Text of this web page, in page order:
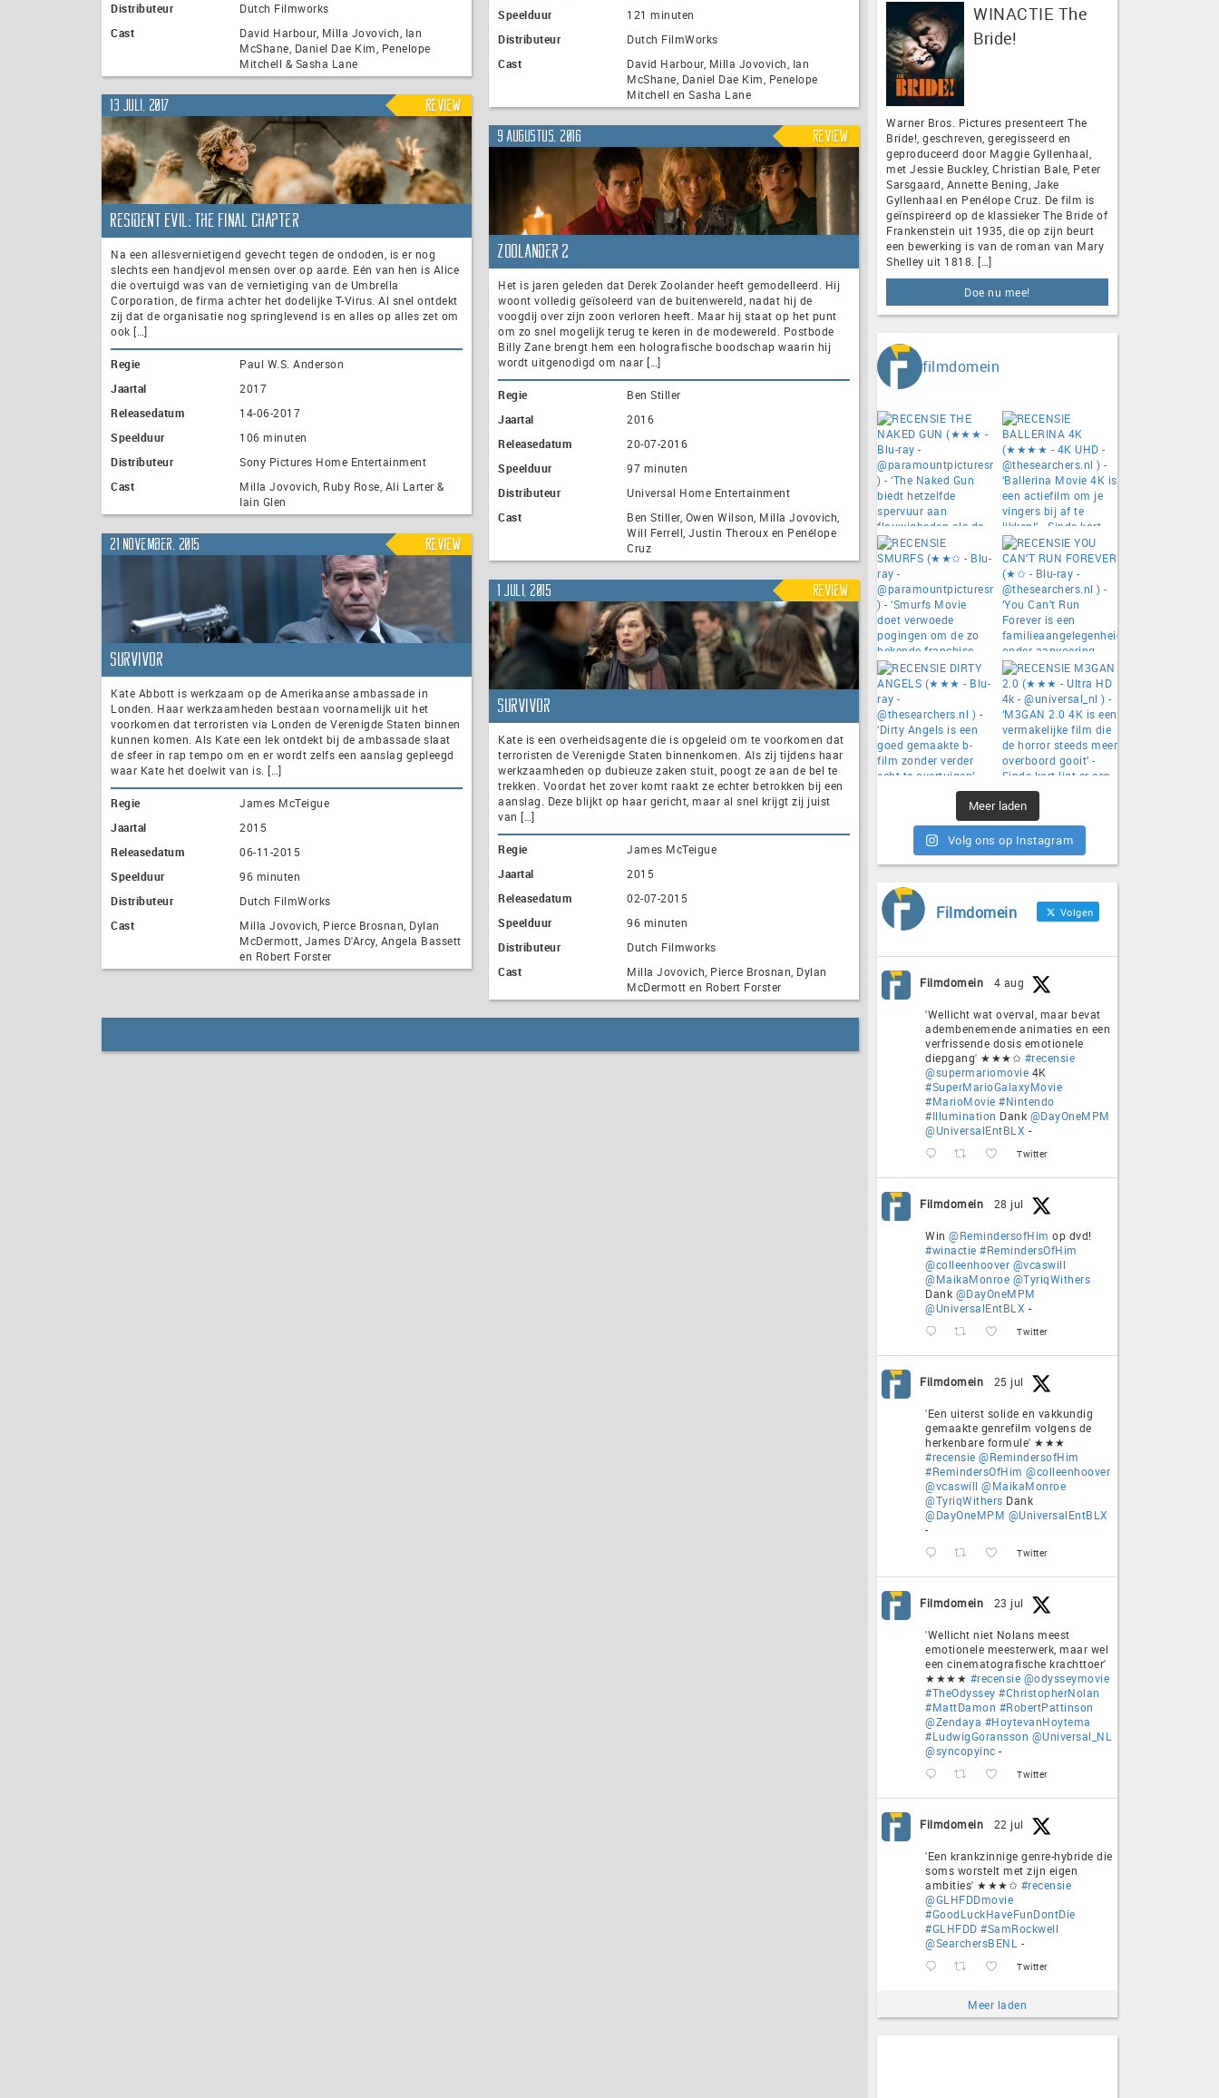
Distributeur
Dutch Filmworks
Cast
David Harbour, Milla Jovovich, Ian
McShane, Daniel Dae Kim, Penelope
Mitchell & Sasha Lane
Speelduur
121 minuten
Distributeur
Dutch FilmWorks
Cast
David Harbour, Milla Jovovich, Ian
McShane, Daniel Dae Kim, Penelope
Mitchell en Sasha Lane
13 juli, 2017 Review
Resident Evil: The Final Chapter
Na een allesvernietigend gevecht tegen de ondoden, is er nog
slechts een handjevol mensen over op aarde. Eén van hen is Alice
die overtuigd was van de vernietiging van de Umbrella
Corporation, de firma achter het dodelijke T-Virus. Al snel ontdekt
zij dat de organisatie nog springlevend is en alles op alles zet om
ook […]
Regie
Paul W.S. Anderson
Jaartal
2017
Releasedatum
14-06-2017
Speelduur
106 minuten
Distributeur
Sony Pictures Home Entertainment
Cast
Milla Jovovich, Ruby Rose, Ali Larter &
Iain Glen
9 augustus, 2016 Review
Zoolander 2
Het is jaren geleden dat Derek Zoolander heeft gemodelleerd. Hij
woont volledig geïsoleerd van de buitenwereld, nadat hij de
voogdij over zijn zoon verloren heeft. Maar hij staat op het punt
om zo snel mogelijk terug te keren in de modewereld. Postbode
Billy Zane brengt hem een holografische boodschap waarin hij
wordt uitgenodigd om naar […]
Regie
Ben Stiller
Jaartal
2016
Releasedatum
20-07-2016
Speelduur
97 minuten
Distributeur
Universal Home Entertainment
Cast
Ben Stiller, Owen Wilson, Milla Jovovich,
Will Ferrell, Justin Theroux en Penélope
Cruz
21 november, 2015 Review
Survivor
Kate Abbott is werkzaam op de Amerikaanse ambassade in
Londen. Haar werkzaamheden bestaan voornamelijk uit het
voorkomen dat terroristen via Londen de Verenigde Staten binnen
kunnen komen. Als Kate een lek ontdekt bij de ambassade slaat
de sfeer in rap tempo om en er wordt zelfs een aanslag gepleegd
waar Kate het doelwit van is. […]
Regie
James McTeigue
Jaartal
2015
Releasedatum
06-11-2015
Speelduur
96 minuten
Distributeur
Dutch FilmWorks
Cast
Milla Jovovich, Pierce Brosnan, Dylan
McDermott, James D'Arcy, Angela Bassett
en Robert Forster
1 juli, 2015 Review
Survivor
Kate is een overheidsagente die is opgeleid om te voorkomen dat
terroristen de Verenigde Staten binnenkomen. Als zij tijdens haar
werkzaamheden op dubieuze zaken stuit, poogt ze aan de bel te
trekken. Voordat het zover komt raakt ze echter betrokken bij een
aanslag. Deze blijkt op haar gericht, maar al snel krijgt zij juist
van […]
Regie
James McTeigue
Jaartal
2015
Releasedatum
02-07-2015
Speelduur
96 minuten
Distributeur
Dutch Filmworks
Cast
Milla Jovovich, Pierce Brosnan, Dylan
McDermott en Robert Forster
WINACTIE The
Bride!
Warner Bros. Pictures presenteert The
Bride!, geschreven, geregisseerd en
geproduceerd door Maggie Gyllenhaal,
met Jessie Buckley, Christian Bale, Peter
Sarsgaard, Annette Bening, Jake
Gyllenhaal en Penélope Cruz. De film is
geïnspireerd op de klassieker The Bride of
Frankenstein uit 1935, die op zijn beurt
een bewerking is van de roman van Mary
Shelley uit 1818. […]
Doe nu mee!
filmdomein
Meer laden
Volg ons op Instagram
Filmdomein Volgen
Filmdomein 4 aug
'Wellicht wat overval, maar bevat
adembenemende animaties en een
verfrissende dosis emotionele
diepgang' ★★★✩ #recensie
@supermariomovie 4K
#SuperMarioGalaxyMovie
#MarioMovie #Nintendo
#Illumination Dank @DayOneMPM
@UniversalEntBLX -
Twitter
Filmdomein 28 jul
Win @RemindersofHim op dvd!
#winactie #RemindersOfHim
@colleenhoover @vcaswill
@MaikaMonroe @TyriqWithers
Dank @DayOneMPM
@UniversalEntBLX -
Twitter
Filmdomein 25 jul
'Een uiterst solide en vakkundig
gemaakte genrefilm volgens de
herkenbare formule' ★★★
#recensie @RemindersofHim
#RemindersOfHim @colleenhoover
@vcaswill @MaikaMonroe
@TyriqWithers Dank
@DayOneMPM @UniversalEntBLX
-
Twitter
Filmdomein 23 jul
'Wellicht niet Nolans meest
emotionele meesterwerk, maar wel
een cinematografische krachttoer'
★★★★ #recensie @odysseymovie
#TheOdyssey #ChristopherNolan
#MattDamon #RobertPattinson
@Zendaya #HoytevanHoytema
#LudwigGoransson @Universal_NL
@syncopyinc -
Twitter
Filmdomein 22 jul
'Een krankzinnige genre-hybride die
soms worstelt met zijn eigen
ambities' ★★★✩ #recensie
@GLHFDDmovie
#GoodLuckHaveFunDontDie
#GLHFDD #SamRockwell
@SearchersBENL -
Twitter
Meer laden